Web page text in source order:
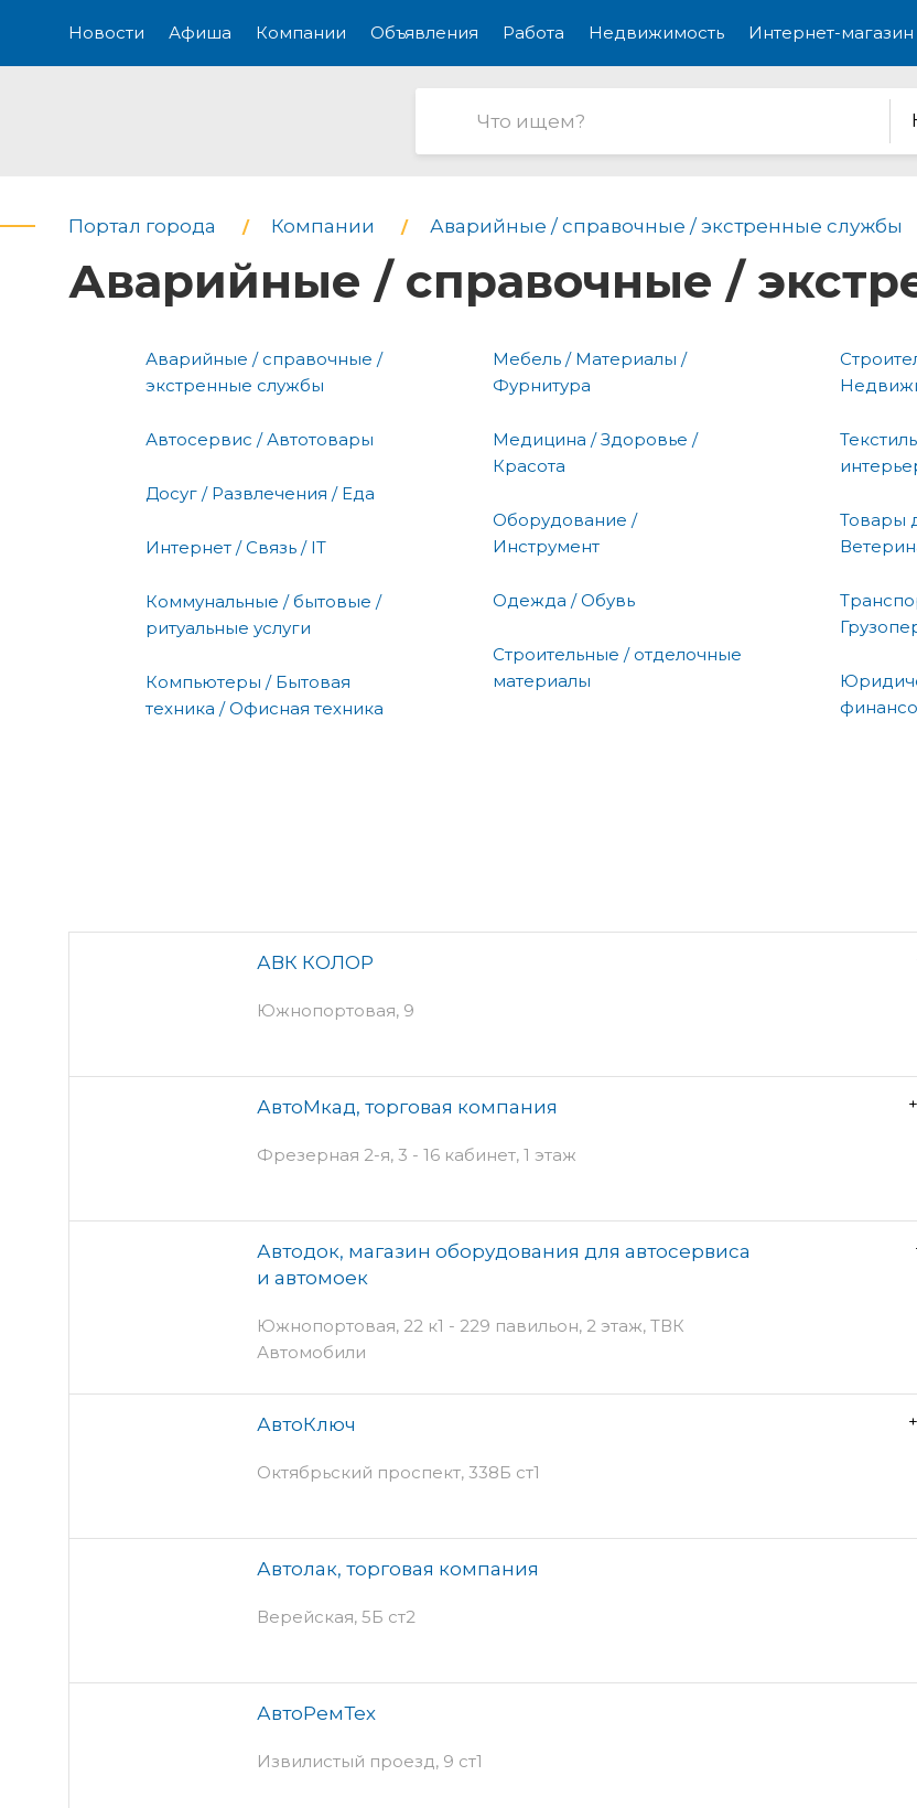
Новости Афиша Компании Объявления Работа Недвижимость Интернет-магазин
Портал города Компании Аварийные / справочные / экстренные службы
Аварийные / справочные /
Аварийные / справочные /
экстренные службы
Автосервис / Автотовары
Досуг / Развлечения / Еда
Интернет / Связь / IT
Коммунальные / бытовые /
ритуальные услуги
Компьютеры / Бытовая
техника / Офисная техника
Мебель / Материалы /
Фурнитура
Медицина / Здоровье /
Красота
Оборудование /
Инструмент
Одежда / Обувь
Строительные / отделочные
материалы
Товары
АВК КОЛОР
Южнопортовая, 9
АвтоМкад, торговая компания
Фрезерная 2-я, 3 - 16 кабинет, 1 этаж
Автодок, магазин оборудования для автосервиса
и автомоек
Южнопортовая, 22 к1 - 229 павильон, 2 этаж, ТВК
Автомобили
АвтоКлюч
Октябрьский проспект, 338Б ст1
Автолак, торговая компания
Верейская, 5Б ст2
АвтоРемТех
Извилистый проезд, 9 ст1